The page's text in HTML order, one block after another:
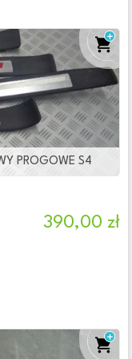
PROGOWE S4
390,00 zł